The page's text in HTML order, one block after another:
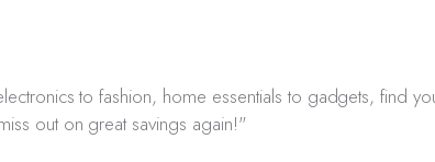
to fashion, home essentials to gadgets, find
out on great savings again!"